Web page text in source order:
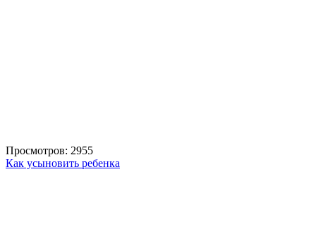
Просмотров: 2955
Как усыновить ребенка